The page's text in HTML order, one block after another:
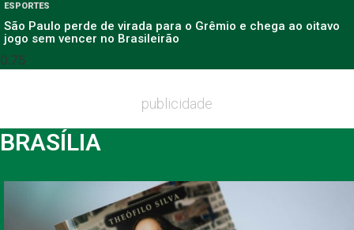
ESPORTES
São Paulo perde de virada para o Grêmio e chega ao oitavo
jogo sem vencer no Brasileirão
publicidade
BRASÍLIA